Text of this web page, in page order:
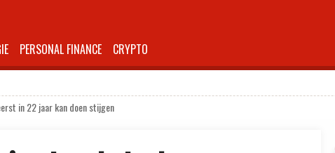
PERSONAL FINANCE CRYPTO
in 22 jaar kan doen stijgen